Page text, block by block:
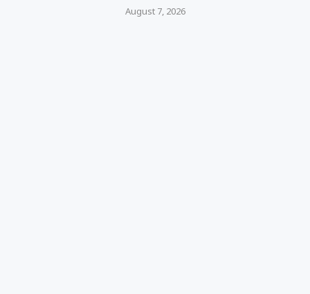
August 7, 2026